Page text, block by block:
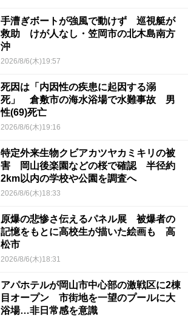
手漕ぎボートが強風で動けず 巡視艇が
救助 けが人なし・笠岡市の北木島南方
沖
2026/8/6(木)19:57
死因は「内因性の疾患に起因する溺
死」 倉敷市の海水浴場で水難事故 男
性(69)死亡
2026/8/6(木)19:16
特定外来生物クビアカツヤカミキリの被
害 岡山後楽園などの桜で確認 半径約
2km以内の学校や公園を調査へ
2026/8/6(木)18:33
原爆の悲惨さ伝えるパネル展 被爆者の
記憶をもとに高校生が描いた絵画も 高
松市
2026/8/6(木)18:31
アパホテルが岡山市中心部の激戦区に2棟
目オープン 市街地を一望のプールに大
浴場…非日常感を意識